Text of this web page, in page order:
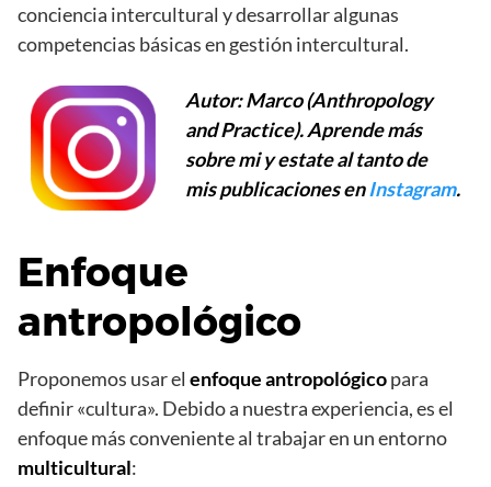
conciencia intercultural y desarrollar algunas
competencias básicas en gestión intercultural.
Autor: Marco (Anthropology
and Practice). Aprende más
sobre mi y estate al tanto de
mis publicaciones enInstagram.
Enfoque
antropológico
Proponemos usar el enfoque antropológicopara
definir «cultura». Debido a nuestra experiencia, es el
enfoque más conveniente al trabajar en un entorno
multicultural: